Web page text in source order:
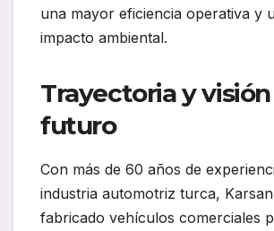
una mayor eficiencia operativa y
impacto ambiental.
Trayectoria y
futuro
Con más de 60 años de
industria automotriz turca,
fabricado vehículos comerciales